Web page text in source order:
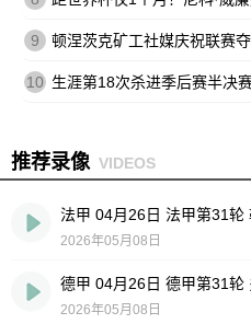
9 顿涅茨克矿工社媒庆祝联赛
10 生涯第18次杀进季后赛半决赛！
推荐录像 VIDEOS
法甲 04月26日 法甲第31
2026年05月08日
德甲 04月26日 德甲第31轮
2026年05月08日